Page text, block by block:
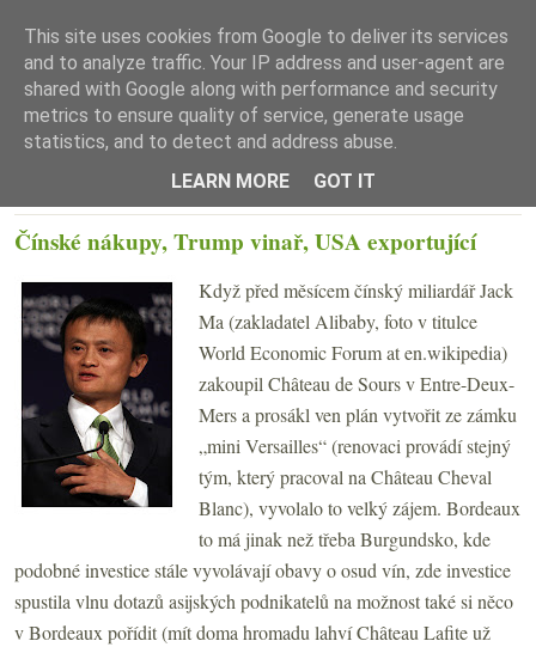
☰ Menu
Čínské nákupy, Trump vinař, USA exportující
Když před měsícem čínský miliardář Jack
Ma (zakladatel Alibaby, foto v titulce
World Economic Forum at en.wikipedia)
zakoupil Château de Sours v Entre-Deux-
Mers a prosákl ven plán vytvořit ze zámku
„mini Versailles“ (renovaci provádí stejný
tým, který pracoval na Château Cheval
Blanc), vyvolalo to velký zájem. Bordeaux
to má jinak než třeba Burgundsko, kde
podobné investice stále vyvolávají obavy o osud vín, zde investice
spustila vlnu dotazů asijských podnikatelů na možnost také si něco
v Bordeaux pořídit (mít doma hromadu lahví Château Lafite už
This site uses cookies from Google to deliver its services
and to analyze traffic. Your IP address and user-agent are
shared with Google along with performance and security
metrics to ensure quality of service, generate usage
statistics, and to detect and address abuse.
LEARN MORE
GOT IT